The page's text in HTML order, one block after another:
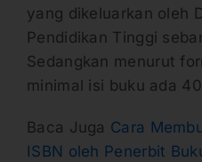
yang dikeluarkan oleh
Pendidikan Tinggi
Sedangkan menurut
minimal isi buku ada
Baca Juga Cara
ISBN oleh Penerbit